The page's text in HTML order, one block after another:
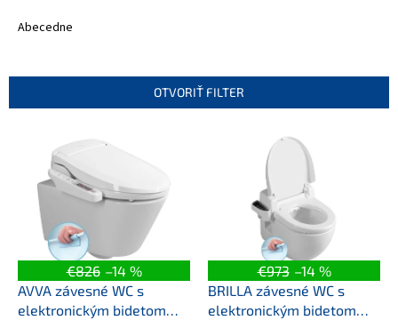
p
Abecedne
OTVORIŤ FILTER
€826 –14 %
AVVA závesné WC s
elektronickým bidetom
€973 –14 %
BRILLA závesné WC s
elektronickým bidetom